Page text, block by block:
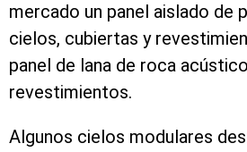
mercado un panel aislado de
cielos, cubiertas y
panel de lana de roca
revestimientos.
Algunos cielos modulares